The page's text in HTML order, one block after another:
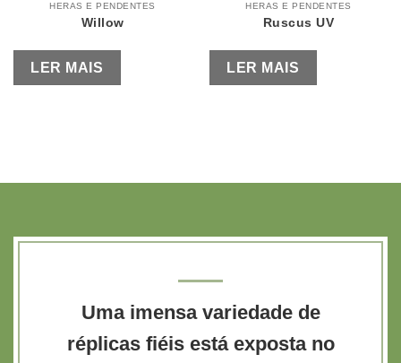
HERAS E PENDENTES
Willow
LER MAIS
HERAS E PENDENTES
Ruscus UV
LER MAIS
Uma imensa variedade de
réplicas fiéis está exposta no